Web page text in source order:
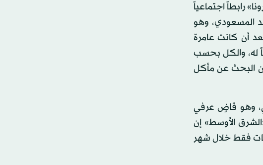
رابطاً اجتماعياً
المسعودي، وهو
أن كانت عامرة
له، والكل بحسب
البحث عن مأكل
وهو قاضٍ عرفي
الأوسط» إن
فقط خلال شهر